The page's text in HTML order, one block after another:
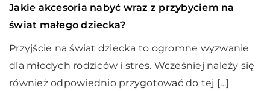
Jakie akcesoria nabyć wraz z przybyciem na
świat małego dziecka?
Przyjście na świat dziecka to ogromne wyzwanie
dla młodych rodziców i stres. Wcześniej należy się
również odpowiednio przygotować do tej […]